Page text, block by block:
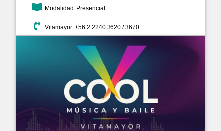
Modalidad: Presencial
Vitamayor: +56 2 2240 3620 / 3670